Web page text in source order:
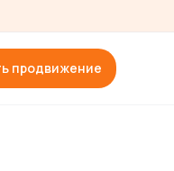
продвижение